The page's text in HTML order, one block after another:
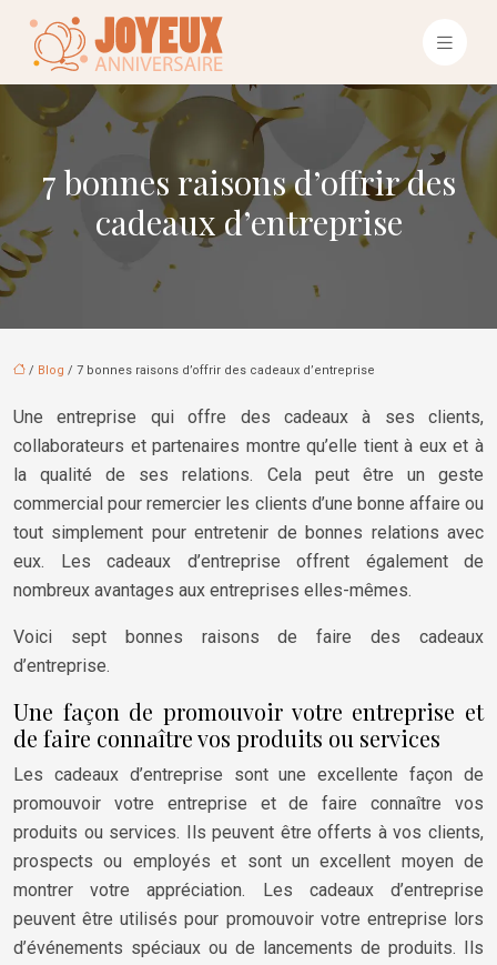
7 bonnes raisons d’offrir des
cadeaux d’entreprise
/ Blog / 7 bonnes raisons d’offrir des cadeaux d’entreprise
Une entreprise qui offre des cadeaux à ses clients,
collaborateurs et partenaires montre qu’elle tient à eux et à
la qualité de ses relations. Cela peut être un geste
commercial pour remercier les clients d’une bonne affaire ou
tout simplement pour entretenir de bonnes relations avec
eux. Les cadeaux d’entreprise offrent également de
nombreux avantages aux entreprises elles-mêmes.
Voici sept bonnes raisons de faire des cadeaux
d’entreprise.
Une façon de promouvoir votre entreprise et
de faire connaître vos produits ou services
Les cadeaux d’entreprise sont une excellente façon de
promouvoir votre entreprise et de faire connaître vos
produits ou services. Ils peuvent être offerts à vos clients,
prospects ou employés et sont un excellent moyen de
montrer votre appréciation. Les cadeaux d’entreprise
peuvent être utilisés pour promouvoir votre entreprise lors
d’événements spéciaux ou de lancements de produits. Ils